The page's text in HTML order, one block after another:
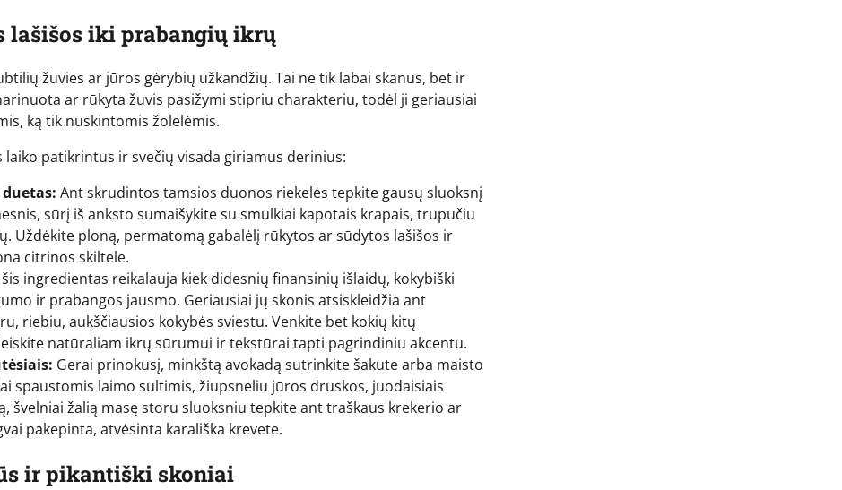
lašišos iki prabangių ikrų
žuvies ar jūros gėrybių užkandžių. Tai ne tik labai skanus, bet ir
ar rūkyta žuvis pasižymi stipriu charakteriu, todėl ji geriausiai
ką tik nuskintomis žolelėmis.
patikrintus ir svečių visada giriamus derinius:
Ant skrudintos tamsios duonos riekelės tepkite gausų sluoksnį
sūrį iš anksto sumaišykite su smulkiai kapotais krapais, trupučiu
Uždėkite ploną, permatomą gabalėlį rūkytos ar sūdytos lašišos ir
citrinos skiltele.
ingredientas reikalauja kiek didesnių finansinių išlaidų, kokybiški
ir prabangos jausmo. Geriausiai jų skonis atsiskleidžia ant
riebiu, aukščiausios kokybės sviestu. Venkite bet kokių kitų
natūraliam ikrų sūrumui ir tekstūrai tapti pagrindiniu akcentu.
Gerai prinokusį, minkštą avokadą sutrinkite šakute arba maisto
spaustomis laimo sultimis, žiupsneliu jūros druskos, juodaisiais
švelniai žalią masę storu sluoksniu tepkite ant traškaus krekerio ar
pakepinta, atvėsinta karališka krevete.
ir pikantiški skoniai